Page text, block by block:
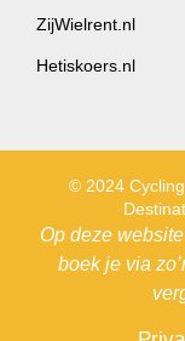
ZijWielrent.nl
Hetiskoers.nl
© 2024
Op deze
boek je via